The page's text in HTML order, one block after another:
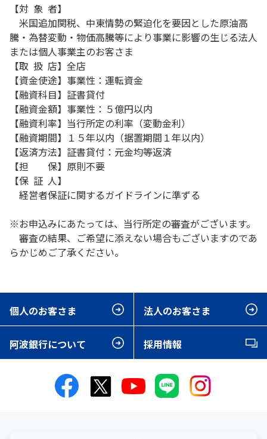
【対 象 者】
米国追加関税、中東情勢の緊迫化を要因とした原油高
騰・為替変動・物価高騰等により事業に影響の生じる法人
または個人事業主のお客さま
【取 扱 店】全店
【資金使途】事業性：運転資金
【融資科目】証書貸付
【融資金額】事業性：５億円以内
【融資利率】当行所定の利率（変動金利）
【融資期間】１５年以内（据置期間１年以内）
【返済方法】証書貸付：元金均等返済
【担 保】原則不要
【保 証 人】
経営者保証に関するガイドラインに準ずる
※お申込みにあたっては、当行所定の審査がございます。
審査の結果、ご希望に添えない場合もございますのであ
らかじめご了承ください。
個人のお客さま 法人のお客さま
阿波銀行について 採用情報